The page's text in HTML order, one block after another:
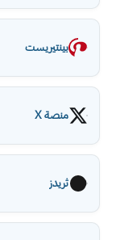
بينتيريست
منصة X
ثريدز